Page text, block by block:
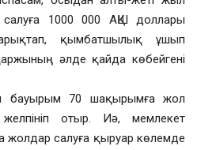
1000 000 АҚШ доллары
қымбатшылық ұшып
әлде қайда көбейгені
бауырым 70 шақырымға жол
отыр. Иә, мемлекет
салуға қыруар көлемде